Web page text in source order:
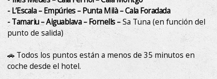
- L’Escala – Empúries – Punta Milà – Cala Foradada
- Tamariu – Aiguablava – Fornells –Sa Tuna (en función del
punto de salida)
🚗 Todos los puntos están a menos de 35 minutos en
coche desde el hotel.